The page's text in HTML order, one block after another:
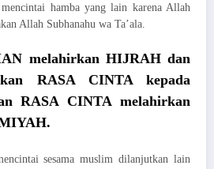
hamba yang lain karena Allah
Allah Subhanahu wa Ta’ala.
melahirkan HIJRAH dan
RASA CINTA kepada
RASA CINTA melahirkan
sesama muslim dilanjutkan lain